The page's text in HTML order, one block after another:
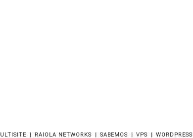
RAIOLA NETWORKS SABEMOS VPS WORDPRESS